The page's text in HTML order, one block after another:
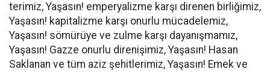
terimiz, Yaşasın! emperyalizme karşı direnen birliğimiz,
Yaşasın! kapitalizme karşı onurlu mücadelemiz,
Yaşasın! sömürüye ve zulme karşı dayanışmamız,
Yaşasın! Gazze onurlu direnişimiz, Yaşasın! Hasan
Saklanan ve tüm aziz şehitlerimiz, Yaşasın! Emek ve